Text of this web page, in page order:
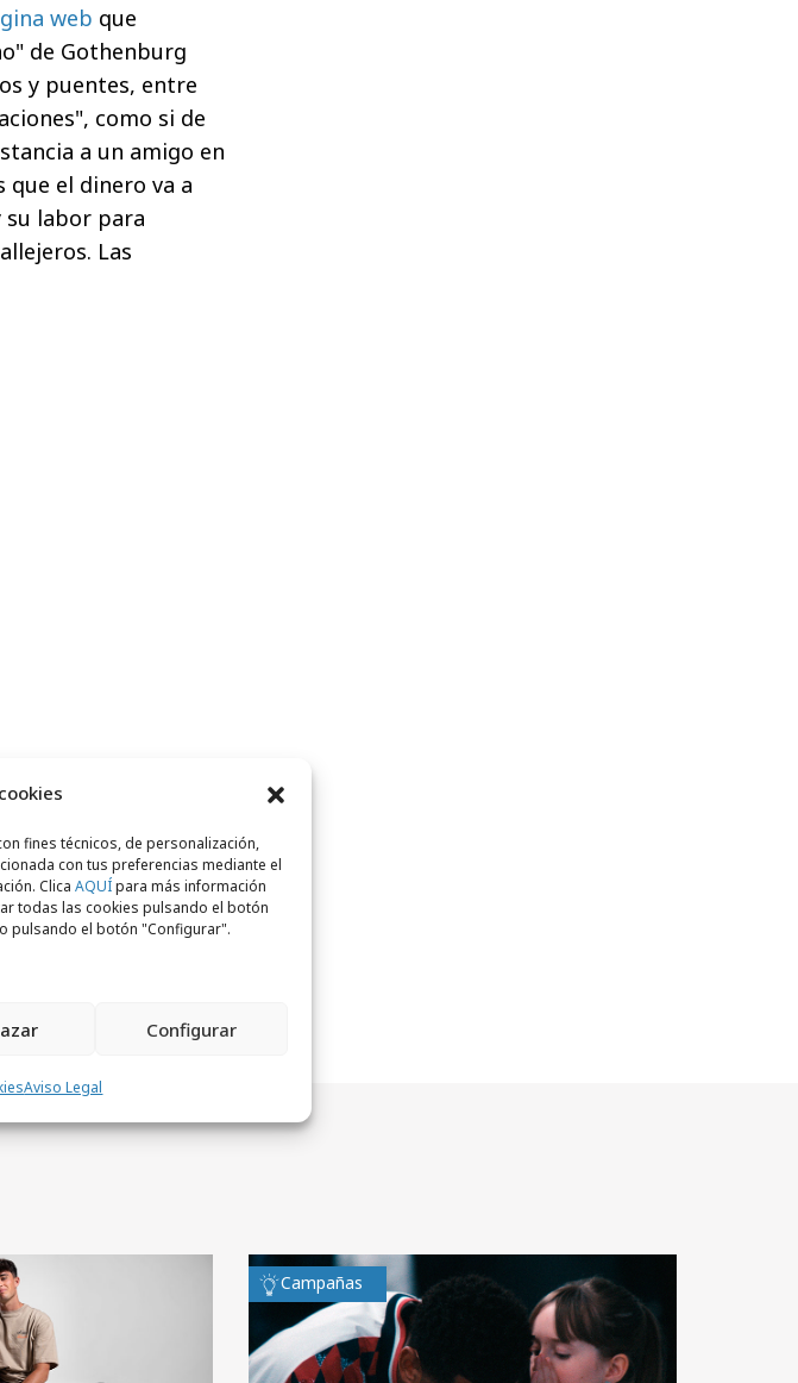
fines técnicos, de personalización,
con tus preferencias mediante el
Clica AQUÍpara más información
todas las cookies pulsando el botón
pulsando el botón "Configurar".
Configurar
Aviso Legal
web que
de Gothenburg
y puentes, entre
como si de
a un amigo en
que el dinero va a
su labor para
Las
Campañas